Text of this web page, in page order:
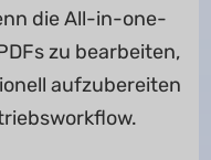
die All-in-one-
zu bearbeiten,
aufzubereiten